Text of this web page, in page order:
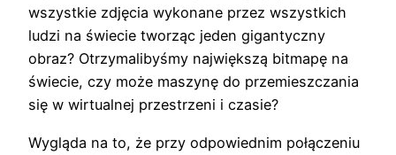
wszystkie zdjęcia wykonane przez wszystkich
ludzi na świecie tworząc jeden gigantyczny
obraz? Otrzymalibyśmy największą bitmapę na
świecie, czy może maszynę do przemieszczania
się w wirtualnej przestrzeni i czasie?
Wygląda na to, że przy odpowiednim połączeniu